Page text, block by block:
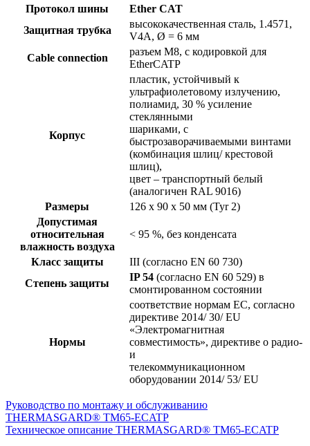
Протокол шины
Ether CAT
Защитная трубка
высококачественная сталь, 1.4571,
V4A, Ø = 6 мм
Cable connection
разъем M8, с кодировкой для
EtherCATP
Корпус
пластик, устойчивый к
ультрафиолетовому излучению,
полиамид, 30 % усиление
стеклянными
шариками, с
быстрозаворачиваемыми винтами
(комбинация шлиц/ крестовой
шлиц),
цвет – транспортный белый
(аналогичен RAL 9016)
Размеры
126 x 90 x 50 мм (Tyr 2)
Допустимая
относительная
влажность воздуха
< 95 %, без конденсата
Класс защиты
III (согласно EN 60 730)
Степень защиты
IP 54 (согласно EN 60 529) в
смонтированном состоянии
Нормы
соответствие нормам ЕС, согласно
директиве 2014/ 30/ EU
«Электромагнитная
совместимость», директиве о радио-
и
телекоммуникационном
оборудовании 2014/ 53/ EU
Руководство по монтажу и обслуживанию
THERMASGARD® TM65-ECATP
Техническое описание THERMASGARD® TM65-ECATP